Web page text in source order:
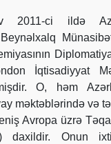
2011-ci ildə
Beynəlxalq
İqtisadiyyat
O, həm
məktəblərində və
Avropa üzrə
daxildir. Onun